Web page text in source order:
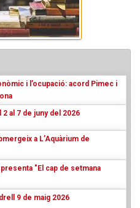
i l’ocupació: acord Pimec i
2 al 7 de juny del 2026
a L’Aquàrium de
"El cap de setmana
9 de maig 2026